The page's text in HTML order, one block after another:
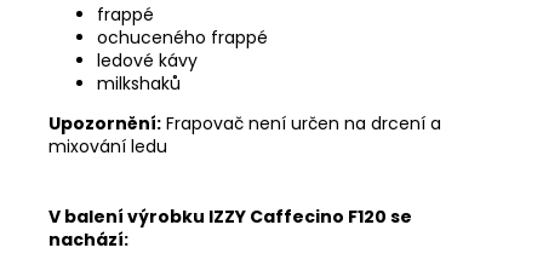
frappé
ochuceného frappé
ledové kávy
milkshaků
Upozornění: Frapovač není určen na drcení a
mixování ledu
V balení výrobku IZZY Caffecino F120 se
nachází: